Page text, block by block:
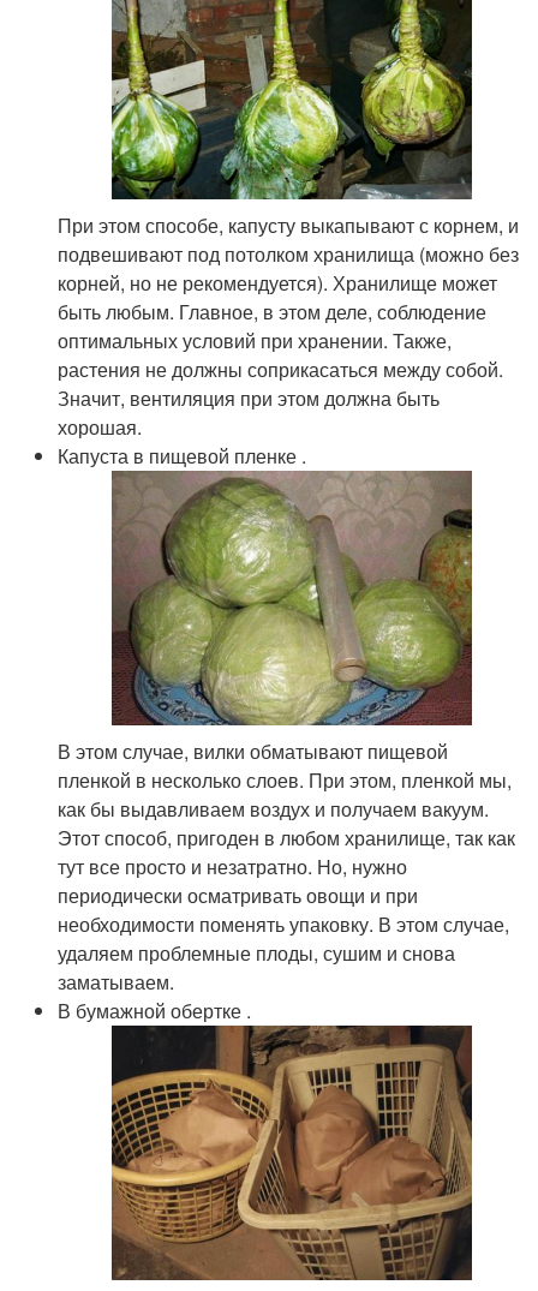
При этом способе, капусту выкапывают с корнем, и
подвешивают под потолком хранилища (можно без
корней, но не рекомендуется). Хранилище может
быть любым. Главное, в этом деле, соблюдение
оптимальных условий при хранении. Также,
растения не должны соприкасаться между собой.
Значит, вентиляция при этом должна быть
хорошая.
Капуста в пищевой пленке .
В этом случае, вилки обматывают пищевой
пленкой в несколько слоев. При этом, пленкой мы,
как бы выдавливаем воздух и получаем вакуум.
Этот способ, пригоден в любом хранилище, так как
тут все просто и незатратно. Но, нужно
периодически осматривать овощи и при
необходимости поменять упаковку. В этом случае,
удаляем проблемные плоды, сушим и снова
заматываем.
В бумажной обертке .